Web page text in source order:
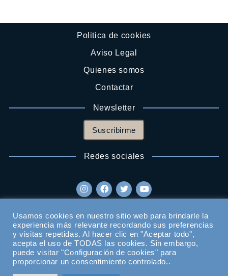
Politica de cookies
Aviso Legal
Quienes somos
Contactar
Newsletter
Suscribirme
Redes sociales
Usamos cookies en nuestro sitio web para brindarle la
experiencia más relevante recordando sus preferencias
y visitas repetidas. Al hacer clic en "Aceptar todo",
acepta el uso de TODAS las cookies. Sin embargo,
puede visitar "Configuración de cookies" para
proporcionar un consentimiento controlado..